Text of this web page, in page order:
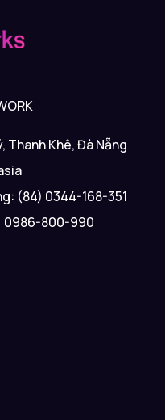
Thanh Khê, Đà Nẵng
(84) 0344-168-351
0986-800-990